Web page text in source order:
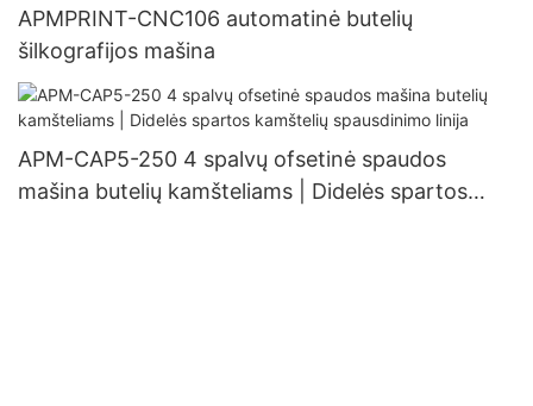
APMPRINT-CNC106 automatinė butelių
šilkografijos mašina
APM-CAP5-250 4 spalvų ofsetinė spaudos
mašina butelių kamšteliams | Didelės spartos